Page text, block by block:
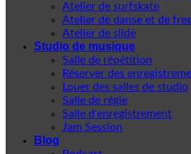
Atelier de surfskate
Atelier de danse et de
Atelier de slide
Studio de musique
Salle de répétition
Réserver des
Louer des salles de studio
Salle de régie
Salle d'enregistrement
Jam Session
Blog